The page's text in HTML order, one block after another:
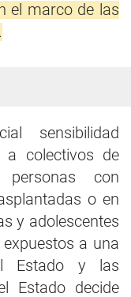
el marco de las
sensibilidad
a colectivos de
personas con
o en
y adolescentes
a una
Estado y las
Estado decide